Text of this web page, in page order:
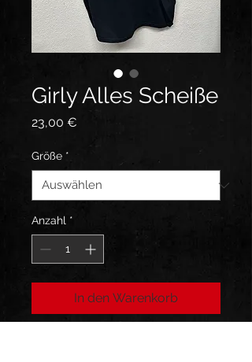
Girly Alles Scheiße
23,00 €
Größe *
Anzahl *
In den Warenkorb